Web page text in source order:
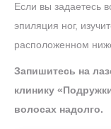
Если вы задаетесь
эпиляция ног,
расположенном
Запишитесь на
клинику
волосах надолго.